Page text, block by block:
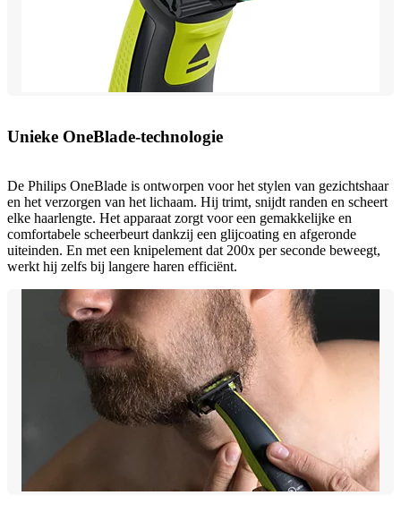
Unieke OneBlade-technologie
De Philips OneBlade is ontworpen voor het stylen van gezichtshaar
en het verzorgen van het lichaam. Hij trimt, snijdt randen en scheert
elke haarlengte. Het apparaat zorgt voor een gemakkelijke en
comfortabele scheerbeurt dankzij een glijcoating en afgeronde
uiteinden. En met een knipelement dat 200x per seconde beweegt,
werkt hij zelfs bij langere haren efficiënt.